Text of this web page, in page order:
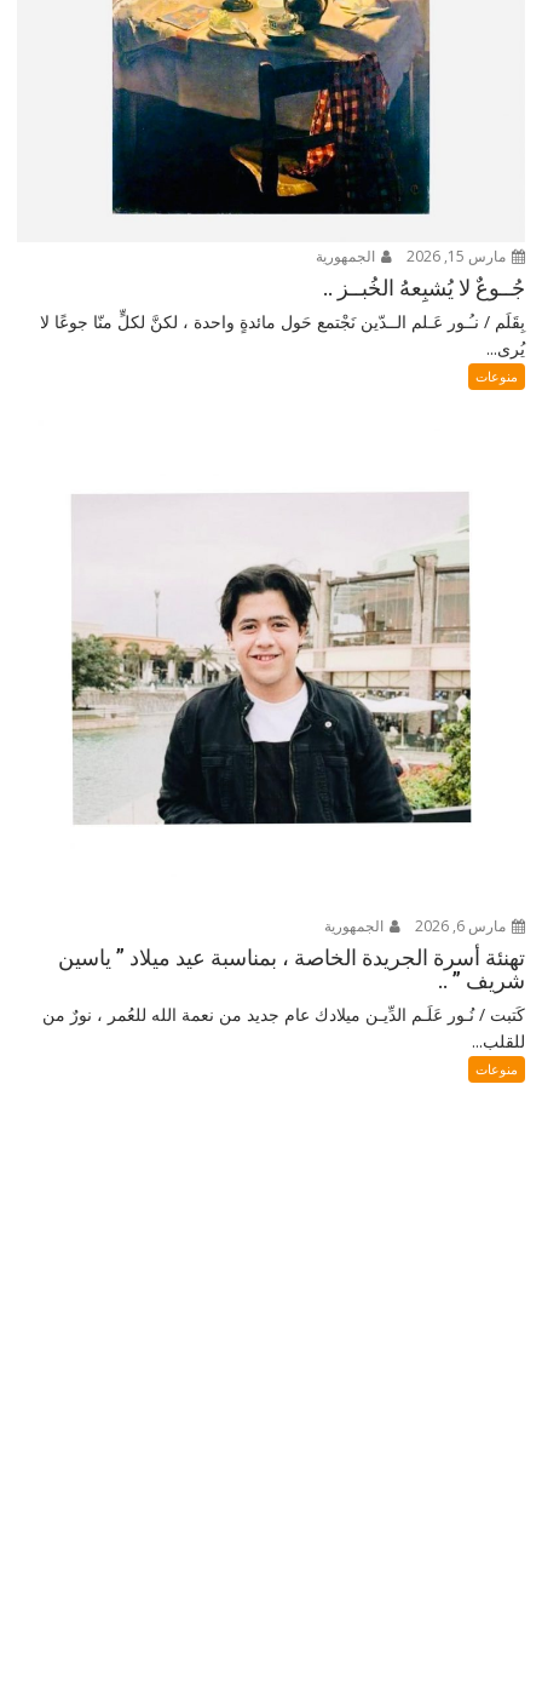
مارس 15, 2026 الجمهورية
جُــوعٌ لا يُشبِعهُ الخُبــز ..
بِقَلَم / نـُـور عَـلم الــدّين نَجْتمع حَول مائدةٍ واحدة ، لكنَّ لكلٍّ منّا جوعًا لا
يُرى...
منوعات
مارس 6, 2026 الجمهورية
تهنئة أسرة الجريدة الخاصة ، بمناسبة عيد ميلاد ” ياسين
شريف ” ..
كَتبت / نُـور عَلَـم الدِّيـن ميلادك عام جديد من نعمة الله للعُمر ، نورٌ من
للقلب...
منوعات